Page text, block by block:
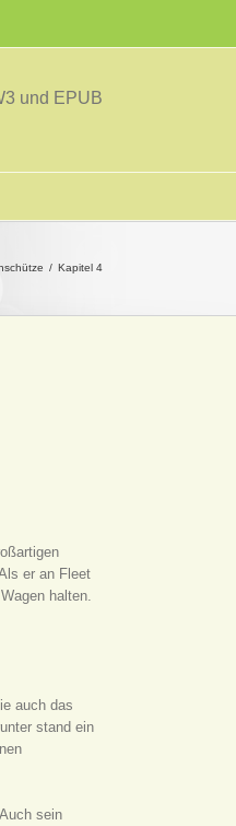
und EPUB
Kapitel 4
er an Fleet
halten.
auch das
stand ein
sein